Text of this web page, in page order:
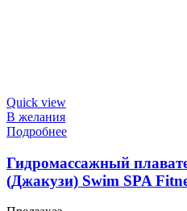
Quick view
В желания
Подробнее
Гидромассажный
(Джакузи) Swim SPA